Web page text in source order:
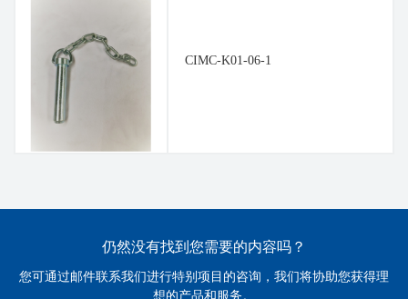
CIMC-K01-06-1
仍然没有找到您需要的内容吗？
您可通过邮件联系我们进行特别项目的咨询，我们将协助您获得理
想的产品和服务。